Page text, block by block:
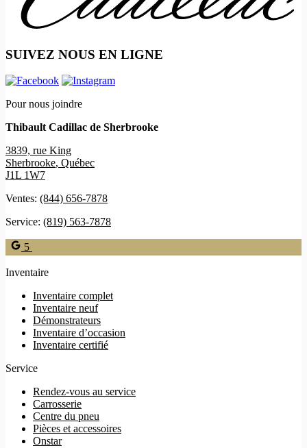
SUIVEZ NOUS EN LIGNE
Pour nous joindre
Thibault Cadillac de Sherbrooke
3839, rue King
Sherbrooke, Québec
J1L 1W7
Ventes: (844) 656-7878
Service: (819) 563-7878
5
Inventaire
Inventaire complet
Inventaire neuf
Démonstrateurs
Inventaire d’occasion
Inventaire certifié
Service
Rendez-vous au service
Carrosserie
Centre du pneu
Pièces et accessoires
Onstar